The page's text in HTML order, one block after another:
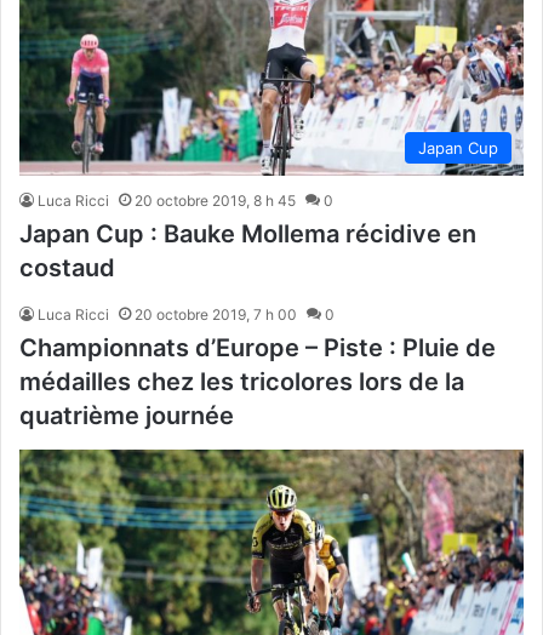
Japan Cup
Luca Ricci 20 octobre 2019, 8 h 45 0
Japan Cup : Bauke Mollema récidive en
costaud
Luca Ricci 20 octobre 2019, 7 h 00 0
Championnats d’Europe – Piste : Pluie de
médailles chez les tricolores lors de la
quatrième journée